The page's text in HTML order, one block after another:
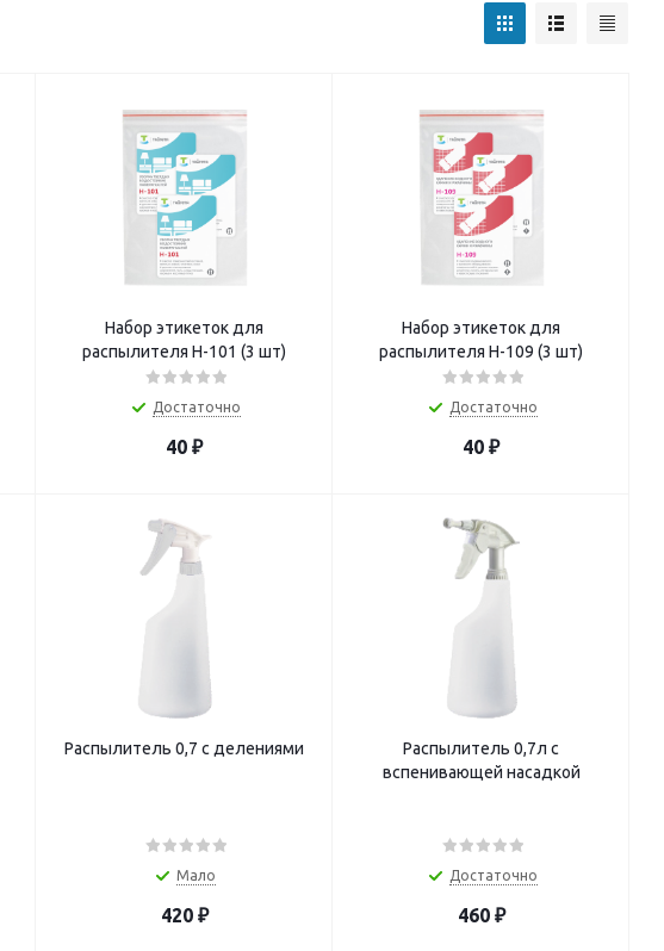
Набор этикеток для
распылителя Н-101 (3 шт)
Достаточно
40 ₽
Набор этикеток для
распылителя Н-109 (3 шт)
Достаточно
40 ₽
Распылитель 0,7 с делениями
Мало
420₽
Распылитель 0,7л с
вспенивающей насадкой
Достаточно
460₽